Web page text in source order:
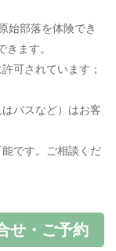
始部落を体険でき
ます。
可されています；
バスなど）はお客
です。ご相談くだ
せ・ご予約